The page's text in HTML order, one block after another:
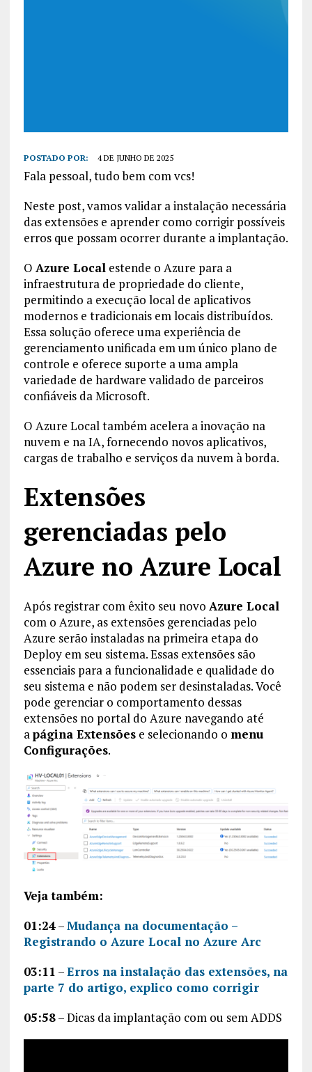
POSTADO POR: 4 DE JUNHO DE 2025
Fala pessoal, tudo bem com vcs!
Neste post, vamos validar a instalação necessária
das extensões e aprender como corrigir possíveis
erros que possam ocorrer durante a implantação.
O Azure Localestende o Azure para a
infraestrutura de propriedade do cliente,
permitindo a execução local de aplicativos
modernos e tradicionais em locais distribuídos.
Essa solução oferece uma experiência de
gerenciamento unificada em um único plano de
controle e oferece suporte a uma ampla
variedade de hardware validado de parceiros
confiáveis da Microsoft.
O Azure Local também acelera a inovação na
nuvem e na IA, fornecendo novos aplicativos,
cargas de trabalho e serviços da nuvem à borda.
Extensões
gerenciadas pelo
Azure no Azure Local
Após registrar com êxito seu novo Azure Local
com o Azure, as extensões gerenciadas pelo
Azure serão instaladas na primeira etapa do
Deploy em seu sistema. Essas extensões são
essenciais para a funcionalidade e qualidade do
seu sistema e não podem ser desinstaladas. Você
pode gerenciar o comportamento dessas
extensões no portal do Azure navegando até
apágina Extensõese selecionando o menu
Configurações.
Veja também:
01:24–Mudança na documentação –
Registrando o Azure Local no Azure Arc
03:11 –Erros na instalação das extensões, na
parte 7 do artigo, explico como corrigir
05:58– Dicas da implantação com ou sem ADDS